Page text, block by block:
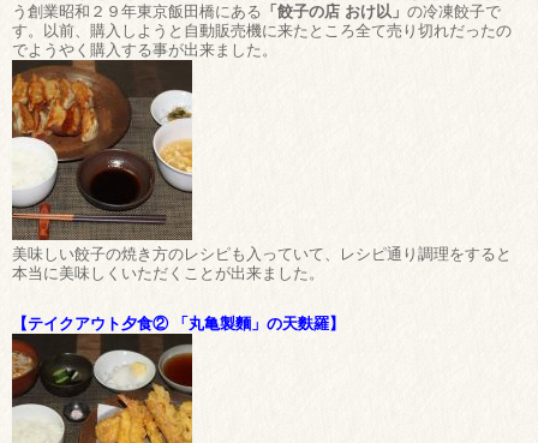
う創業昭和２９年東京飯田橋にある 「餃子の店 おけ以」 の冷凍餃子で
す。以前、購入しようと自動販売機に来たところ全て売り切れだったの
でようやく購入する事が出来ました。
美味しい餃子の焼き方のレシピも入っていて、レシピ通り調理をすると
本当に美味しくいただくことが出来ました。
【テイクアウト夕食② 「丸亀製麵」の天麩羅】